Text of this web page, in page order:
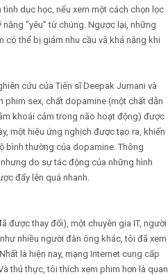
dục học, nếu xem một cách chọn lọc
"yêu" từ chúng. Ngược lại, những
thể bị giảm nhu cầu và khả năng khi
cứu của Tiến sĩ Deepak Jumani và
phim sex, chất dopamine (một chất dẫn
khoái cảm trong não hoạt động) được
một hiệu ứng nghịch được tạo ra, khiến
bình thường của dopamine. Thông
do sự tác động của những hình
đẩy lên quá nhanh.
được thay đổi), một chuyên gia IT, người
nhiều người đàn ông khác, tôi đã xem
là hiện nay, mạng Internet cung cấp
thú thực, tôi thích xem phim hơn là quan